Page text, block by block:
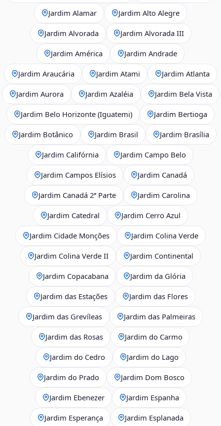
Jardim Alamar Jardim Alto Alegre
Jardim Alvorada Jardim Alvorada III
Jardim América Jardim Andrade
Jardim Araucária Jardim Atami Jardim Atlanta
Jardim Aurora Jardim Azaléia Jardim Bela Vista
Jardim Belo Horizonte (Iguatemi) Jardim Bertioga
Jardim Botânico Jardim Brasil Jardim Brasília
Jardim Califórnia Jardim Campo Belo
Jardim Campos Elísios Jardim Canadá
Jardim Canadá 2ª Parte Jardim Carolina
Jardim Catedral Jardim Cerro Azul
Jardim Cidade Monções Jardim Colina Verde
Jardim Colina Verde II Jardim Continental
Jardim Copacabana Jardim da Glória
Jardim das Estações Jardim das Flores
Jardim das Grevíleas Jardim das Palmeiras
Jardim das Rosas Jardim do Carmo
Jardim do Cedro Jardim do Lago
Jardim do Prado Jardim Dom Bosco
Jardim Ebenezer Jardim Espanha
Jardim Esperança Jardim Esplanada